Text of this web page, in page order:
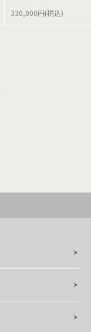
330,000円(税込)